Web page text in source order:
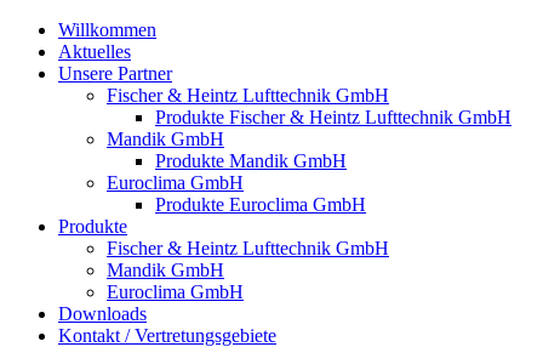
Willkommen
Aktuelles
Unsere Partner
Fischer & Heintz Lufttechnik GmbH
Produkte Fischer & Heintz Lufttechnik GmbH
Mandik GmbH
Produkte Mandik GmbH
Euroclima GmbH
Produkte Euroclima GmbH
Produkte
Fischer & Heintz Lufttechnik GmbH
Mandik GmbH
Euroclima GmbH
Downloads
Kontakt / Vertretungsgebiete